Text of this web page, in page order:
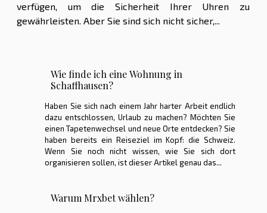
verfügen, um die Sicherheit Ihrer Uhren zu
gewährleisten. Aber Sie sind sich nicht sicher,...
Wie finde ich eine Wohnung in
Schaffhausen?
Haben Sie sich nach einem Jahr harter Arbeit endlich
dazu entschlossen, Urlaub zu machen? Möchten Sie
einen Tapetenwechsel und neue Orte entdecken? Sie
haben bereits ein Reiseziel im Kopf: die Schweiz.
Wenn Sie noch nicht wissen, wie Sie sich dort
organisieren sollen, ist dieser Artikel genau das...
Warum Mrxbet wählen?